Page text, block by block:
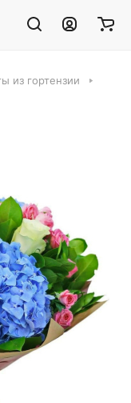
из гортензии